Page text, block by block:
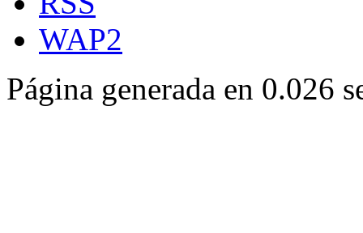
WAP2
Página generada en 0.026